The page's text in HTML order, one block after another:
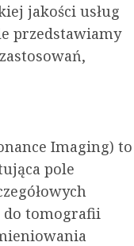
jakości usług
przedstawiamy
Imaging) to
pole
do tomografii